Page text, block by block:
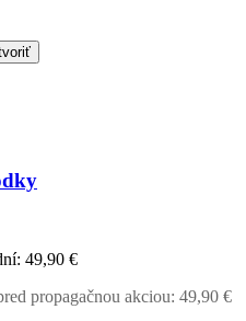
49,90 €
propagačnou akciou: 49,90 €